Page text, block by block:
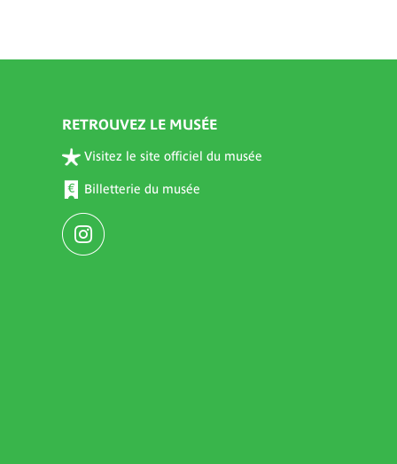
RETROUVEZ LE MUSÉE
Visitez le site officiel du musée
Billetterie du musée